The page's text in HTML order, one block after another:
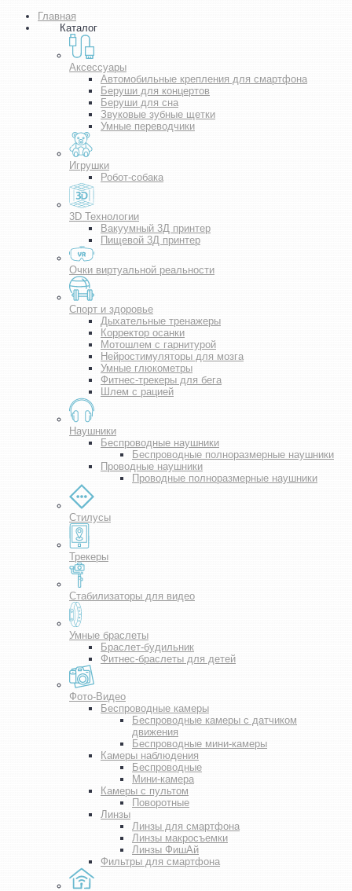
Главная
Каталог
Аксессуары
Автомобильные крепления для смартфона
Беруши для концертов
Беруши для сна
Звуковые зубные щетки
Умные переводчики
Игрушки
Робот-собака
3D Технологии
Вакуумный 3Д принтер
Пищевой 3Д принтер
Очки виртуальной реальности
Спорт и здоровье
Дыхательные тренажеры
Корректор осанки
Мотошлем с гарнитурой
Нейростимуляторы для мозга
Умные глюкометры
Фитнес-трекеры для бега
Шлем с рацией
Наушники
Беспроводные наушники
Беспроводные полноразмерные наушники
Проводные наушники
Проводные полноразмерные наушники
Стилусы
Трекеры
Стабилизаторы для видео
Умные браслеты
Браслет-будильник
Фитнес-браслеты для детей
Фото-Видео
Беспроводные камеры
Беспроводные камеры с датчиком
движения
Беспроводные мини-камеры
Камеры наблюдения
Беспроводные
Мини-камера
Камеры с пультом
Поворотные
Линзы
Линзы для смартфона
Линзы макросъемки
Линзы ФишАй
Фильтры для смартфона